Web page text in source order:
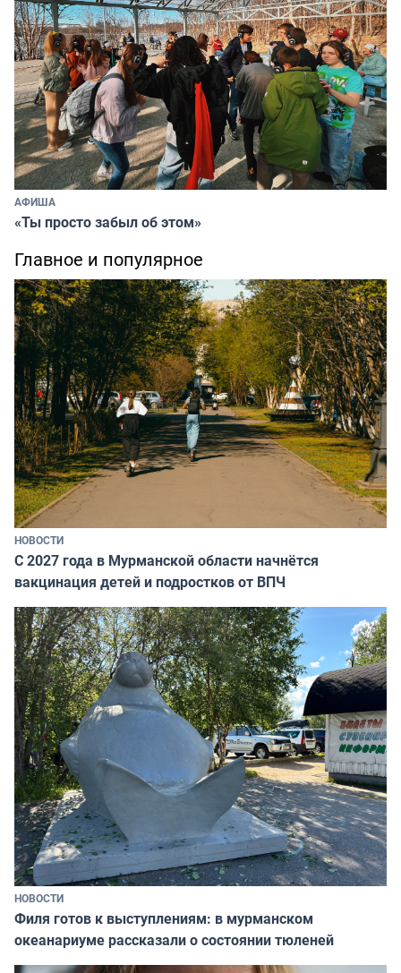
АФИША
«Ты просто забыл об этом»
Главное и популярное
НОВОСТИ
С 2027 года в Мурманской области начнётся
вакцинация детей и подростков от ВПЧ
НОВОСТИ
Филя готов к выступлениям: в мурманском
океанариуме рассказали о состоянии тюленей